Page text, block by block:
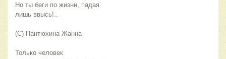
Но ты беги по жизни, падая
лишь ввысь!..
(С) Пантюхина Жанна
Только человек